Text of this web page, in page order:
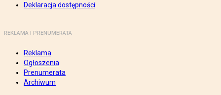
Deklaracja dostępności
REKLAMA I PRENUMERATA
Reklama
Ogłoszenia
Prenumerata
Archiwum